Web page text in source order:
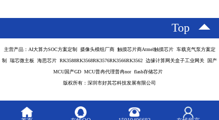
Top
主营产品：AI大算力SOC方案定制 摄像头模组厂商 触摸芯片商Atmel触摸芯片 车载充气泵方案定
制 瑞芯微主板 海思芯片 RK3588RK3568RK3576RK3566RK3562 边缘计算网关盒子工业网关 国产
MCU国产GD MCU普冉代理普冉nor flash存储芯片
版权所有：深圳市好其芯科技发展有限公司